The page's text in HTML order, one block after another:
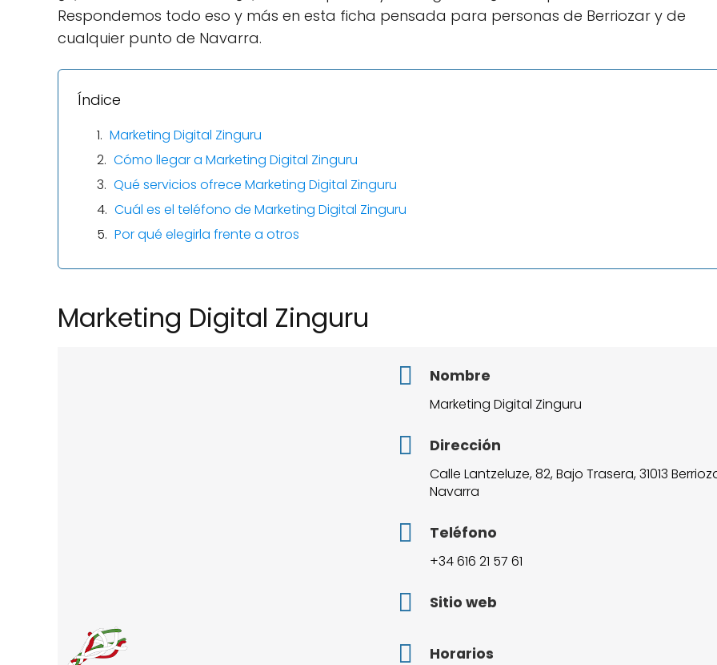
Respondemos todo eso y más en esta ficha pensada para personas de Berriozar y de
cualquier punto de Navarra.
Índice
Marketing Digital Zinguru
Cómo llegar a Marketing Digital Zinguru
Qué servicios ofrece Marketing Digital Zinguru
Cuál es el teléfono de Marketing Digital Zinguru
Por qué elegirla frente a otros
Marketing Digital Zinguru
Nombre
Marketing Digital Zinguru
Dirección
Calle Lantzeluze, 82, Bajo Trasera, 31013
Navarra
Teléfono
+34 616 21 57 61
Sitio web
Horarios